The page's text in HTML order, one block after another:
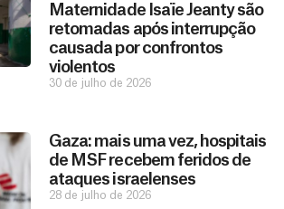
Maternidade Isaïe Jeanty são
retomadas após interrupção
causada por confrontos
violentos
30 de julho de 2026
Gaza: mais uma vez, hospitais
de MSF recebem feridos de
ataques israelenses
28 de julho de 2026